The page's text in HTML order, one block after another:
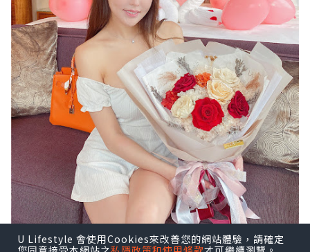
U Lifestyle 會使用Cookies來改善您的網站體驗，請確定